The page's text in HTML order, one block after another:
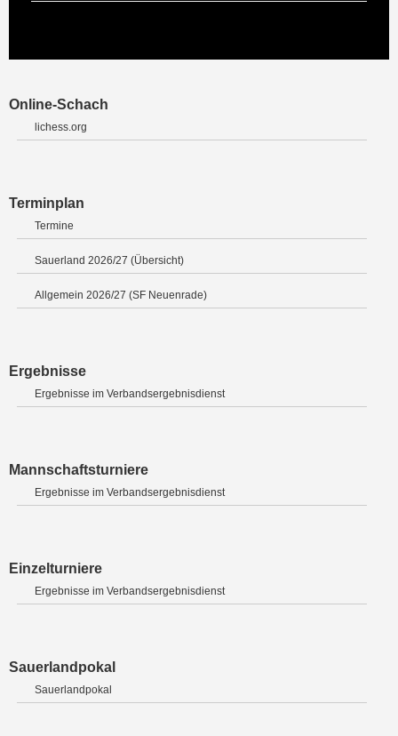
Online-Schach
lichess.org
Terminplan
Termine
Sauerland 2026/27 (Übersicht)
Allgemein 2026/27 (SF Neuenrade)
Ergebnisse
Ergebnisse im Verbandsergebnisdienst
Mannschaftsturniere
Ergebnisse im Verbandsergebnisdienst
Einzelturniere
Ergebnisse im Verbandsergebnisdienst
Sauerlandpokal
Sauerlandpokal